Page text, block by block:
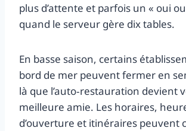
plus d’attente et parfois un « oui
quand le serveur gère dix tables.
En basse saison, certains
bord de mer peuvent fermer en
là que l’auto‑restauration devient
meilleure amie. Les horaires,
d’ouverture et itinéraires peuvent